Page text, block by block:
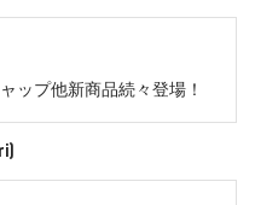
ップ他新商品続々登場！